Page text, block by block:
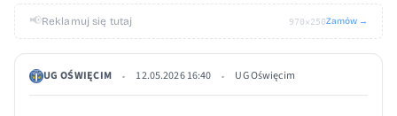
📢Reklamuj się tutaj 970×250Zamów →
UG OŚWIĘCIM • 12.05.2026 16:40 • UG Oświęcim